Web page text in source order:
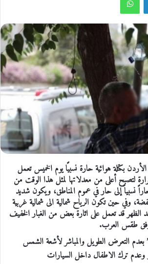
بكتلة هوائية حارة نسبيًا يوم الخميس تعمل
لتصبح أعلى من معدلاتها لمثل هذا الوقت من
نسبياً إلى حار في عموم المناطق، ويكون شديد
وفي حين تكون الرياح شمالية الى شمالية غربية
الظهر قد تعمل على اثارة بعض من الغبار الخفيف
وفق طقس العرب.
التعرض الطويل والمباشر لأشعة الشمس
وعدم ترك الاطفال داخل السيارات